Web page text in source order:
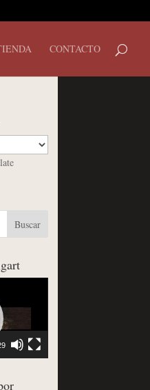
CONTACTO